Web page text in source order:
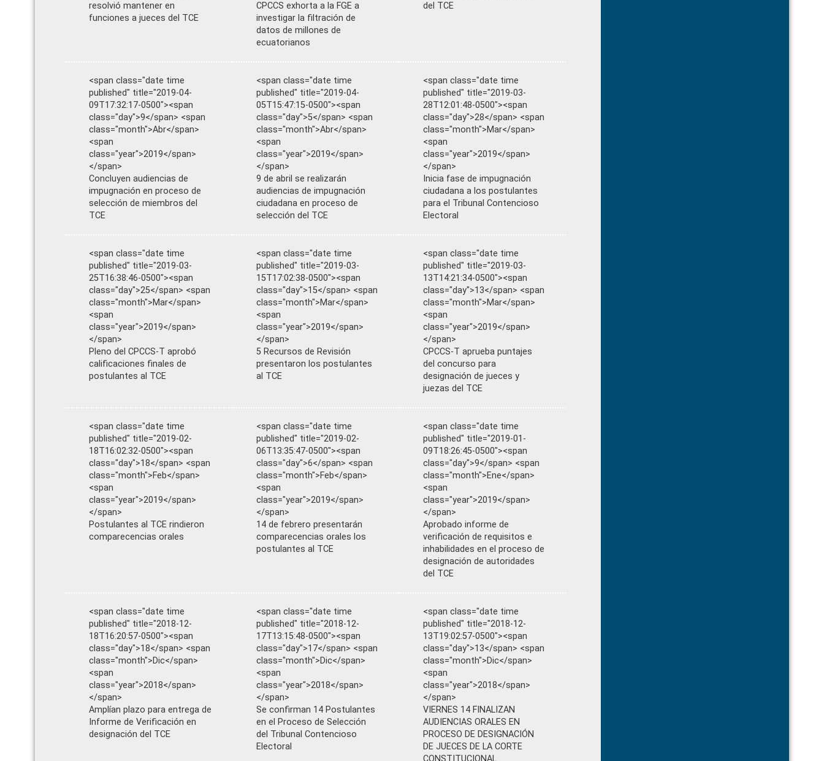
resolvió mantener en
funciones a jueces del TCE
CPCCS exhorta a la FGE a
investigar la filtración de
datos de millones de
ecuatorianos
del TCE
<span class="date time
published" title="2019-04-
09T17:32:17-0500"><span
class="day">9</span> <span
class="month">Abr</span>
<span
class="year">2019</span>
</span>
Concluyen audiencias de
impugnación en proceso de
selección de miembros del
TCE
<span class="date time
published" title="2019-04-
05T15:47:15-0500"><span
class="day">5</span> <span
class="month">Abr</span>
<span
class="year">2019</span>
</span>
9 de abril se realizarán
audiencias de impugnación
ciudadana en proceso de
selección del TCE
<span class="date time
published" title="2019-03-
28T12:01:48-0500"><span
class="day">28</span> <span
class="month">Mar</span>
<span
class="year">2019</span>
</span>
Inicia fase de impugnación
ciudadana a los postulantes
para el Tribunal Contencioso
Electoral
<span class="date time
published" title="2019-03-
25T16:38:46-0500"><span
class="day">25</span> <span
class="month">Mar</span>
<span
class="year">2019</span>
</span>
Pleno del CPCCS-T aprobó
calificaciones finales de
postulantes al TCE
<span class="date time
published" title="2019-03-
15T17:02:38-0500"><span
class="day">15</span> <span
class="month">Mar</span>
<span
class="year">2019</span>
</span>
5 Recursos de Revisión
presentaron los postulantes
al TCE
<span class="date time
published" title="2019-03-
13T14:21:34-0500"><span
class="day">13</span> <span
class="month">Mar</span>
<span
class="year">2019</span>
</span>
CPCCS-T aprueba puntajes
del concurso para
designación de jueces y
juezas del TCE
<span class="date time
published" title="2019-02-
18T16:02:32-0500"><span
class="day">18</span> <span
class="month">Feb</span>
<span
class="year">2019</span>
</span>
Postulantes al TCE rindieron
comparecencias orales
<span class="date time
published" title="2019-02-
06T13:35:47-0500"><span
class="day">6</span> <span
class="month">Feb</span>
<span
class="year">2019</span>
</span>
14 de febrero presentarán
comparecencias orales los
postulantes al TCE
<span class="date time
published" title="2019-01-
09T18:26:45-0500"><span
class="day">9</span> <span
class="month">Ene</span>
<span
class="year">2019</span>
</span>
Aprobado informe de
verificación de requisitos e
inhabilidades en el proceso de
designación de autoridades
del TCE
<span class="date time
published" title="2018-12-
18T16:20:57-0500"><span
class="day">18</span> <span
class="month">Dic</span>
<span
class="year">2018</span>
</span>
Amplían plazo para entrega de
Informe de Verificación en
designación del TCE
<span class="date time
published" title="2018-12-
17T13:15:48-0500"><span
class="day">17</span> <span
class="month">Dic</span>
<span
class="year">2018</span>
</span>
Se confirman 14 Postulantes
en el Proceso de Selección
del Tribunal Contencioso
Electoral
<span class="date time
published" title="2018-12-
13T19:02:57-0500"><span
class="day">13</span> <span
class="month">Dic</span>
<span
class="year">2018</span>
</span>
VIERNES 14 FINALIZAN
AUDIENCIAS ORALES EN
PROCESO DE DESIGNACIÓN
DE JUECES DE LA CORTE
CONSTITUCIONAL